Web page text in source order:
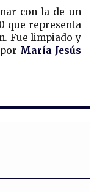
con la de un
que representa
Fue limpiado y
María Jesús